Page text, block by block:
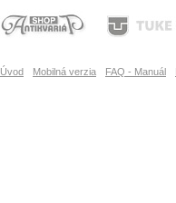
Úvod Mobilná verzia FAQ - Manuál